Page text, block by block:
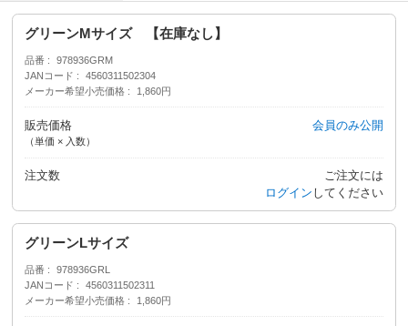
グリーンMサイズ 【在庫なし】
品番
978936GRM
JANコード
4560311502304
メーカー希望小売価格
1,860円
販売価格
（単価 × 入数）
会員のみ公開
注文数
ご注文には
ログイン してください
グリーンLサイズ
品番
978936GRL
JANコード
4560311502311
メーカー希望小売価格
1,860円